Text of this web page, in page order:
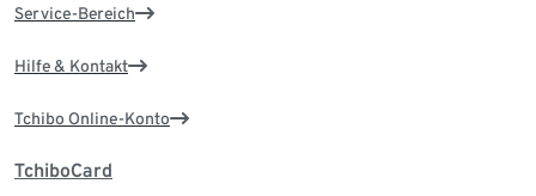
Service-Bereich
Hilfe & Kontakt
Tchibo Online-Konto
TchiboCard